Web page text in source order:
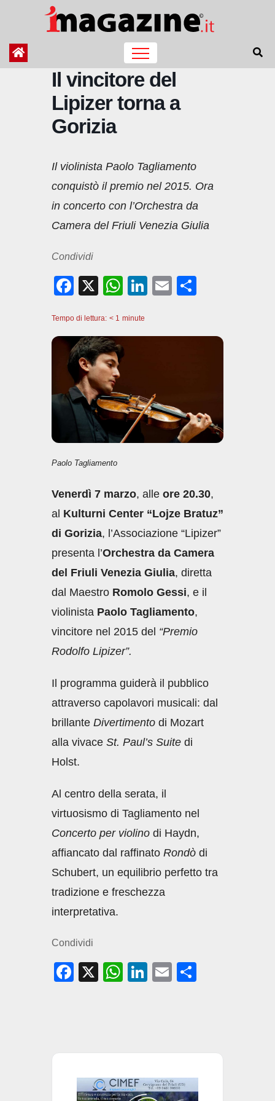
contenuto
Il vincitore del
Lipizer torna a
Gorizia
Il violinista Paolo Tagliamento
conquistò il premio nel 2015. Ora
in concerto con l’Orchestra da
Camera del Friuli Venezia Giulia
Condividi
F
c
e
b
o
o
k
X
W
at
s
A
p
Li
E
Tempo di lettura: < 1 minute
Paolo Tagliamento
Venerdì 7 marzo, alle ore 20.30,
al Kulturni Center “Lojze Bratuz”
di Gorizia, l’Associazione “Lipizer”
presenta l’Orchestra da Camera
del Friuli Venezia Giulia, diretta
dal Maestro Romolo Gessi, e il
violinista Paolo Tagliamento,
vincitore nel 2015 del “Premio
Rodolfo Lipizer”.
Il programma guiderà il pubblico
attraverso capolavori musicali: dal
brillante Divertimento di Mozart
alla vivace St. Paul’s Suite di
Holst.
Al centro della serata, il
virtuosismo di Tagliamento nel
Concerto per violino di Haydn,
affiancato dal raffinato Rondò di
Schubert, un equilibrio perfetto tra
tradizione e freschezza
interpretativa.
Condividi
F
b
o
X
W
A
p
Li
dI
E
vi